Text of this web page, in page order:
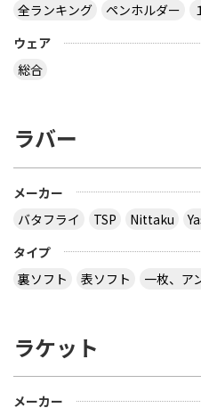
全ランキング
ペンホルダー
ウェア
総合
ラバー
メーカー
バタフライ
TSP Nittaku
タイプ
裏ソフト
表ソフト 一枚、ア
ラケット
メーカー